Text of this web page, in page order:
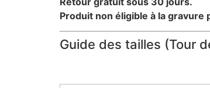
Produit non éligible à la gravure
Guide des tailles (Tour